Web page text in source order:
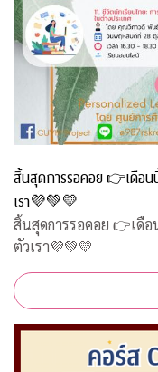
สิ้นสุดการรอคอย 👉เดือ
เรา💜💚💛
สิ้นสุดการรอคอย 👉เดื
ตัวเรา💜💚💛